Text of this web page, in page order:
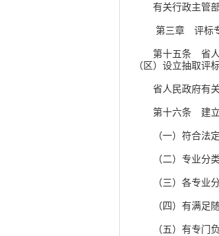
有关行政主管部
第三章 评标专
第十五条 省人民
（区）设立抽取评
省人民政府有关
第十六条 建立评
（一）符合法定
（二）专业分类
（三）各专业分
（四）有满足随
（五）有专门负